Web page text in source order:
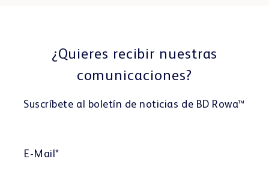
¿Quieres recibir nuestras
comunicaciones?
Suscríbete al boletín de noticias de BD Rowa™
E-Mail*